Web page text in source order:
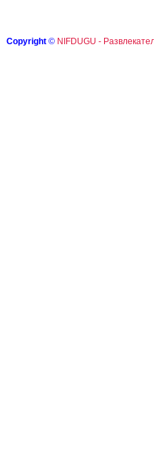
Copyright © NIFDUGU -